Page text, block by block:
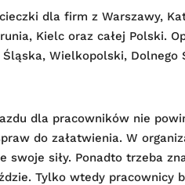
dla firm z Warszawy,
Kielc oraz całej Polski.
Wielkopolski, Dolnego
dla pracowników nie
do załatwienia. W
siły. Ponadto trzeba
Tylko wtedy pracownicy